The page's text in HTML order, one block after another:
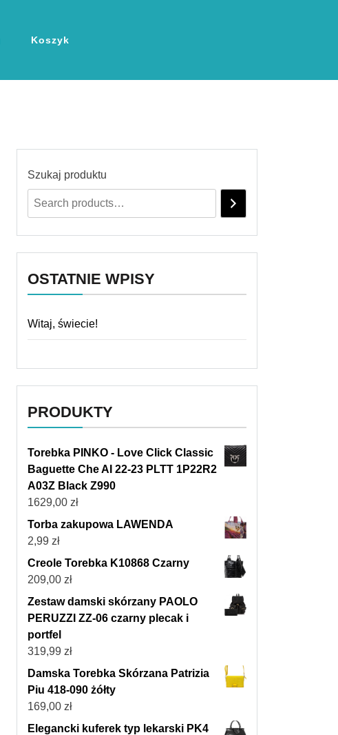
Koszyk
Szukaj produktu
OSTATNIE WPISY
Witaj, świecie!
PRODUKTY
Torebka PINKO - Love Click Classic
Baguette Che AI 22-23 PLTT 1P22R2
A03Z Black Z990
1629,00 zł
Torba zakupowa LAWENDA
2,99 zł
Creole Torebka K10868 Czarny
209,00 zł
Zestaw damski skórzany PAOLO
PERUZZI ZZ-06 czarny plecak i
portfel
319,99 zł
Damska Torebka Skórzana Patrizia
Piu 418-090 żółty
169,00 zł
Elegancki kuferek typ lekarski PK4